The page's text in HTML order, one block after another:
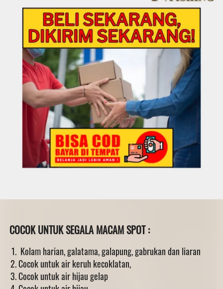
COCOK UNTUK SEGALA MACAM SPOT :
Kolam harian, galatama, galapung, gabrukan dan liaran
Cocok untuk air keruh kecoklatan,
Cocok untuk air hijau gelap